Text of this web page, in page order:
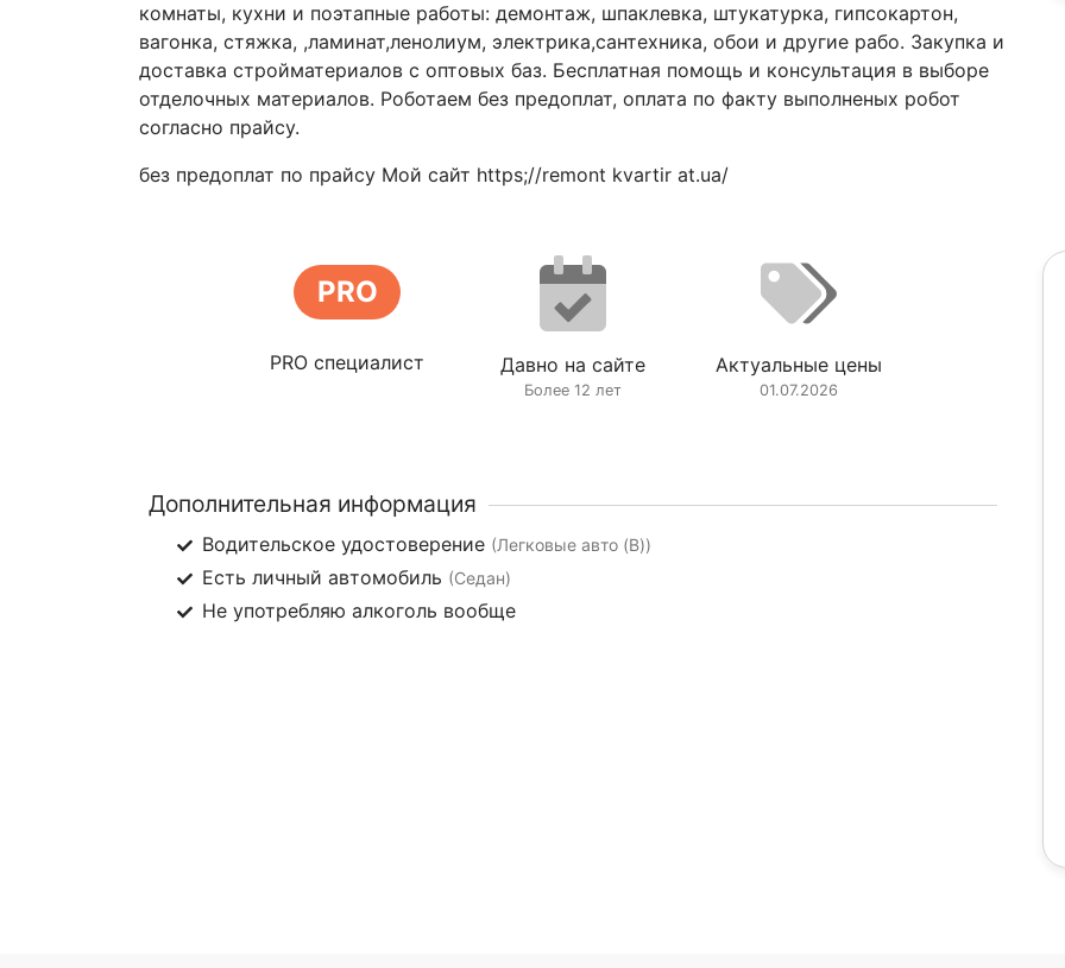
комнаты, кухни и поэтапные работы: демонтаж, шпаклевка, штукатурка, гипсокартон,
вагонка, стяжка, ,ламинат,ленолиум, электрика,сантехника, обои и другие рабо. Закупка и
доставка стройматериалов с оптовых баз. Бесплатная помощь и консультация в выборе
отделочных материалов. Роботаем без предоплат, оплата по факту выполненых робот
согласно прайсу.
без предоплат по прайсу Мой сайт https;//remont kvartir at.ua/
PRO
PRO специалист Давно на сайте
Более 12 лет
Актуальные цены
01.07.2026
Дополнительная информация
Водительское удостоверение (Легковые авто (B))
Есть личный автомобиль (Седан)
Не употребляю алкоголь вообще